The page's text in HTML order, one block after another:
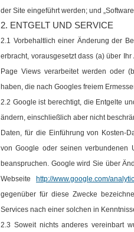
der Site eingeführt werden; und
2. ENTGELT UND SERVICE
2.1 Vorbehaltlich einer Änderung der
erbracht, vorausgesetzt dass (a) über
Page Views verarbeitet werden oder
haben, die nach Googles freiem
2.2 Google ist berechtigt, die Entgelte
ändern, einschließlich aber nicht
Daten, für die Einführung von Kosten-
von Google oder seinen verbundenen
beanspruchen. Google wird Sie über
Webseite http://www.google.com/
gegenüber für diese Zwecke
Services nach einer solchen in
2.3 Soweit nichts anderes vereinbart